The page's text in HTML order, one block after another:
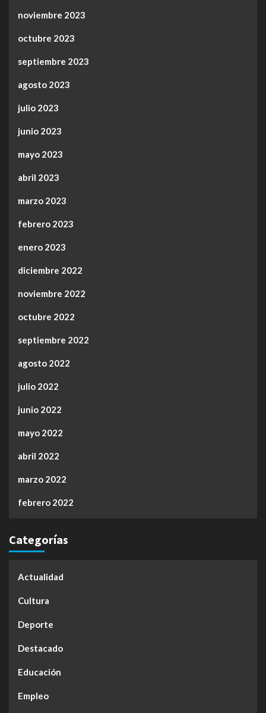
noviembre 2023
octubre 2023
septiembre 2023
agosto 2023
julio 2023
junio 2023
mayo 2023
abril 2023
marzo 2023
febrero 2023
enero 2023
diciembre 2022
noviembre 2022
octubre 2022
septiembre 2022
agosto 2022
julio 2022
junio 2022
mayo 2022
abril 2022
marzo 2022
febrero 2022
Categorías
Actualidad
Cultura
Deporte
Destacado
Educación
Empleo